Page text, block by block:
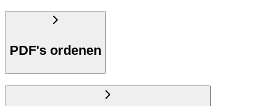
PDF's ordenen